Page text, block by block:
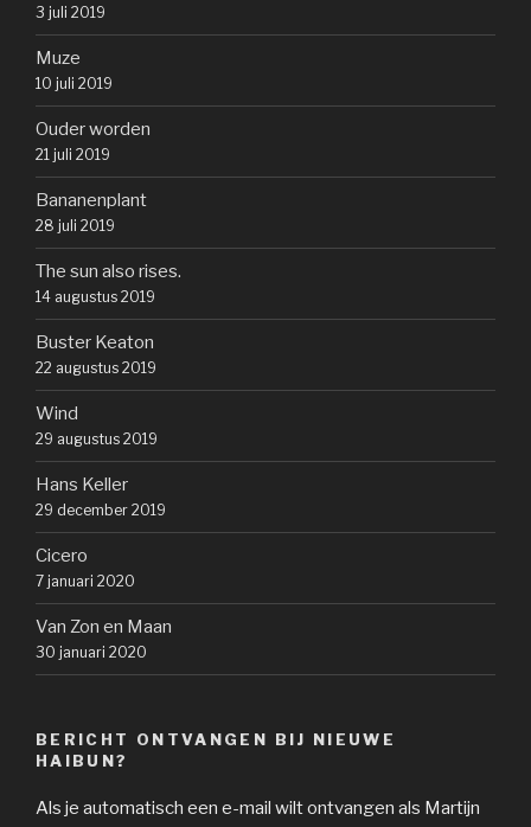
3 juli 2019
Muze
10 juli 2019
Ouder worden
21 juli 2019
Bananenplant
28 juli 2019
The sun also rises.
14 augustus 2019
Buster Keaton
22 augustus 2019
Wind
29 augustus 2019
Hans Keller
29 december 2019
Cicero
7 januari 2020
Van Zon en Maan
30 januari 2020
BERICHT ONTVANGEN BIJ NIEUWE
HAIBUN?
Als je automatisch een e-mail wilt ontvangen als Martijn